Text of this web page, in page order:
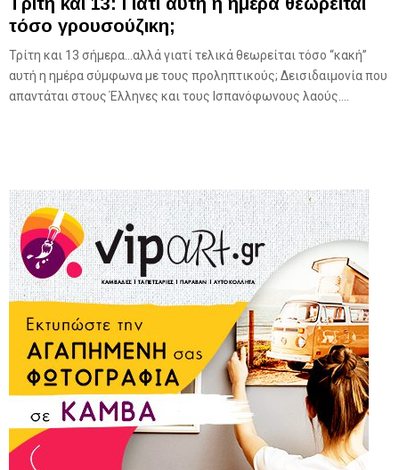
τόσο γρουσούζικη;
Τρίτη και 13 σήμερα…αλλά γιατί τελικά θεωρείται τόσο “κακή”
αυτή η ημέρα σύμφωνα με τους προληπτικούς; Δεισιδαιμονία που
απαντάται στους Έλληνες και τους Ισπανόφωνους λαούς....